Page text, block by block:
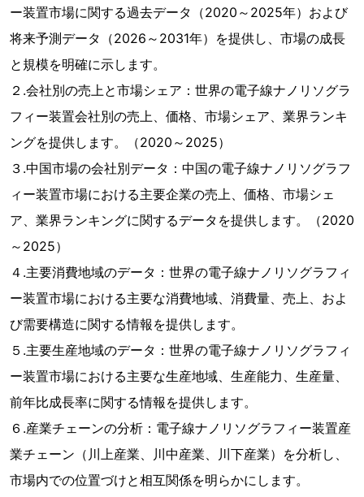
ー装置市場に関する過去データ（2020～2025年）および
将来予測データ（2026～2031年）を提供し、市場の成長
と規模を明確に示します。
２.会社別の売上と市場シェア：世界の電子線ナノリソグラ
フィー装置会社別の売上、価格、市場シェア、業界ランキ
ングを提供します。（2020～2025）
３.中国市場の会社別データ：中国の電子線ナノリソグラフ
ィー装置市場における主要企業の売上、価格、市場シェ
ア、業界ランキングに関するデータを提供します。（2020
～2025）
４.主要消費地域のデータ：世界の電子線ナノリソグラフィ
ー装置市場における主要な消費地域、消費量、売上、およ
び需要構造に関する情報を提供します。
５.主要生産地域のデータ：世界の電子線ナノリソグラフィ
ー装置市場における主要な生産地域、生産能力、生産量、
前年比成長率に関する情報を提供します。
６.産業チェーンの分析：電子線ナノリソグラフィー装置産
業チェーン（川上産業、川中産業、川下産業）を分析し、
市場内での位置づけと相互関係を明らかにします。